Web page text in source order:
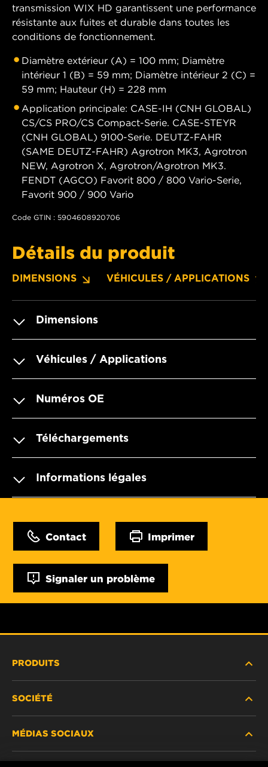
transmission WIX HD garantissent une performance
résistante aux fuites et durable dans toutes les
conditions de fonctionnement.
Diamètre extérieur (A) = 100 mm; Diamètre
intérieur 1 (B) = 59 mm; Diamètre intérieur 2 (C) =
59 mm; Hauteur (H) = 228 mm
Application principale: CASE-IH (CNH GLOBAL)
CS/CS PRO/CS Compact-Serie. CASE-STEYR
(CNH GLOBAL) 9100-Serie. DEUTZ-FAHR
(SAME DEUTZ-FAHR) Agrotron MK3, Agrotron
NEW, Agrotron X, Agrotron/Agrotron MK3.
FENDT (AGCO) Favorit 800 / 800 Vario-Serie,
Favorit 900 / 900 Vario
Code GTIN : 5904608920706
Détails du produit
DIMENSIONS VÉHICULES / APPLICATIONS
Dimensions
Véhicules / Applications
Numéros OE
Téléchargements
Informations légales
Contact Imprimer
Signaler un problème
PRODUITS
PRODUITS ABANDONNÉS / REMPLACÉS
SOCIÉTÉ
MÉDIAS SOCIAUX